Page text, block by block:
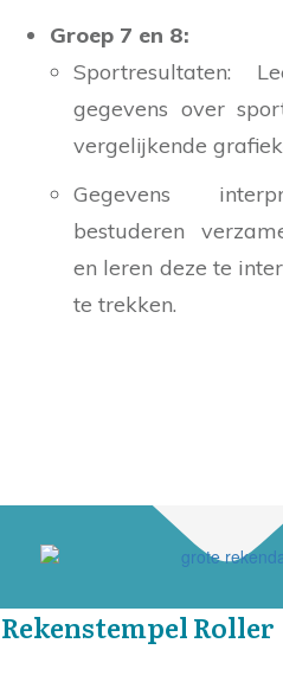
Groep 7 en 8:
Sportresultaten:
gegevens over
vergelijkende
Gegevens
bestuderen
en leren deze te
te trekken.
Rekenstempel Roller